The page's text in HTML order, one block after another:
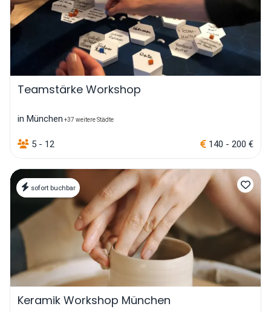
Teamstärke Workshop
in München +37 weitere Städte
5 - 12 140 - 200 €
sofort buchbar
Keramik Workshop München